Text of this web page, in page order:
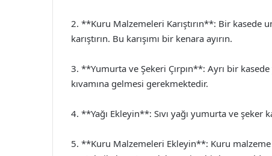
2. **Kuru Malzemeleri Karıştırın**: Bir kasede
karıştırın. Bu karışımı bir kenara ayırın.
3. **Yumurta ve Şekeri Çırpın**: Ayrı bir
kıvamına gelmesi gerekmektedir.
4. **Yağı Ekleyin**: Sıvı yağı yumurta ve şeker
5. **Kuru Malzemeleri Ekleyin**: Kuru malzeme